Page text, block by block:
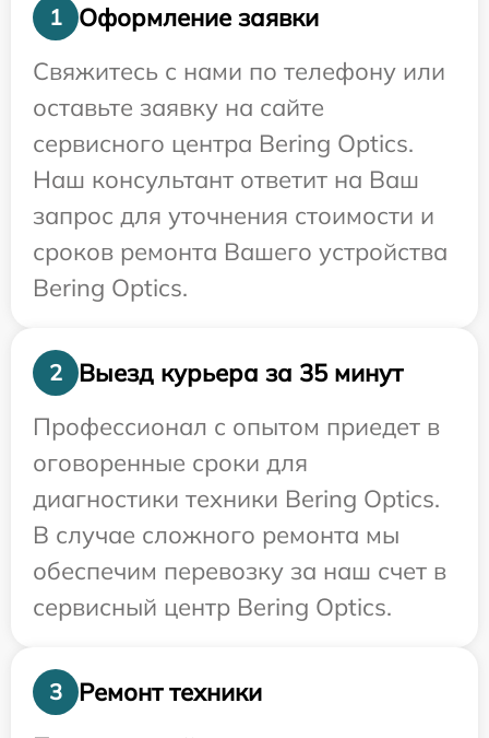
1
Оформление заявки
Свяжитесь с нами по телефону или
оставьте заявку на сайте
сервисного центра Bering Optics.
Наш консультант ответит на Ваш
запрос для уточнения стоимости и
сроков ремонта Вашего устройства
Bering Optics.
2
Выезд курьера за 35 минут
Профессионал с опытом приедет в
оговоренные сроки для
диагностики техники Bering Optics.
В случае сложного ремонта мы
обеспечим перевозку за наш счет в
сервисный центр Bering Optics.
3
Ремонт техники